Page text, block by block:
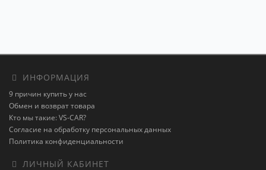
ИНФОРМАЦИЯ
9 причин купить у нас
Обмен и возврат товара
Кто мы такие: VS-CAR?
Согласие на обработку персональных данных
Политика конфиденциальности
ЛИЧНЫЙ КАБИНЕТ